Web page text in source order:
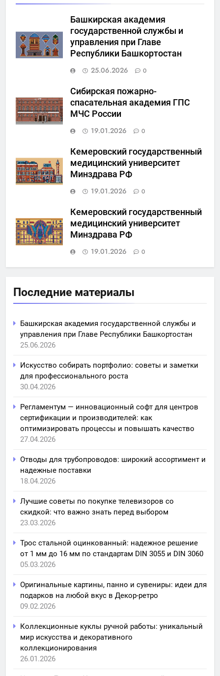
Башкирская академия
государственной службы и
управления при Главе
Республики Башкортостан
25.06.2026
0
Сибирская пожарно-
спасательная академия ГПС
МЧС России
19.01.2026
0
Кемеровский государственный
медицинский университет
Минздрава РФ
19.01.2026
0
Кемеровский государственный
медицинский университет
Минздрава РФ
19.01.2026
0
Последние материалы
Башкирская академия государственной службы и
управления при Главе Республики Башкортостан
25.06.2026
Искусство собирать портфолио: советы и заметки
для профессионального роста
30.04.2026
Регламентум — инновационный софт для центров
сертификации и производителей: как
оптимизировать процессы и повышать качество
27.04.2026
Отводы для трубопроводов: широкий ассортимент и
надежные поставки
18.04.2026
Лучшие советы по покупке телевизоров со
скидкой: что важно знать перед выбором
23.03.2026
Трос стальной оцинкованный: надежное решение
от 1 мм до 16 мм по стандартам DIN 3055 и DIN 3060
05.03.2026
Оригинальные картины, панно и сувениры: идеи для
подарков на любой вкус в Декор-ретро
09.02.2026
Коллекционные куклы ручной работы: уникальный
мир искусства и декоративного
коллекционирования
26.01.2026